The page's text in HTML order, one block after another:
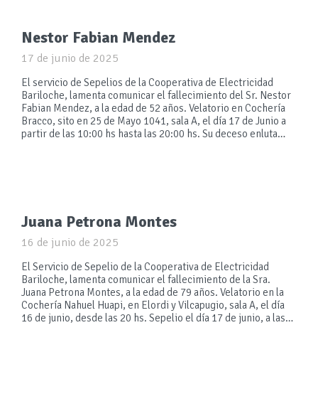
Nestor Fabian Mendez
17 de junio de 2025
El servicio de Sepelios de la Cooperativa de Electricidad
Bariloche, lamenta comunicar el fallecimiento del Sr. Nestor
Fabian Mendez, a la edad de 52 años. Velatorio en Cochería
Bracco, sito en 25 de Mayo 1041, sala A, el día 17 de Junio a
partir de las 10:00 hs hasta las 20:00 hs. Su deceso enluta…
Juana Petrona Montes
16 de junio de 2025
El Servicio de Sepelio de la Cooperativa de Electricidad
Bariloche, lamenta comunicar el fallecimiento de la Sra.
Juana Petrona Montes, a la edad de 79 años. Velatorio en la
Cochería Nahuel Huapi, en Elordi y Vilcapugio, sala A, el día
16 de junio, desde las 20 hs. Sepelio el día 17 de junio, a las…